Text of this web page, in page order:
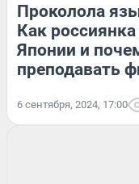
Проколола
Как
Японии и
преподавать
6 сентября, 2024, 17:00